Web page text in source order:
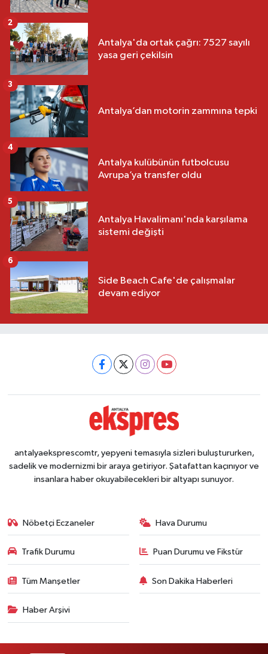
Antalya'da ortak çağrı: 7527 sayılı
yasa geri çekilsin
2
Antalya’dan motorin zammına tepki
3
Antalya kulübünün futbolcusu
Avrupa’ya transfer oldu
4
Antalya Havalimanı'nda karşılama
sistemi değişti
5
Side Beach Cafe'de çalışmalar
devam ediyor
6
antalyaeksprescomtr, yepyeni temasıyla sizleri buluştururken,
sadelik ve modernizmi bir araya getiriyor. Şatafattan kaçınıyor ve
insanlara haber okuyabilecekleri bir altyapı sunuyor.
Nöbetçi Eczaneler Hava Durumu
Trafik Durumu Puan Durumu ve Fikstür
Tüm Manşetler Son Dakika Haberleri
Haber Arşivi